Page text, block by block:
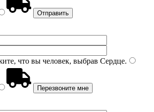
что вы человек, выбрав Сердце.